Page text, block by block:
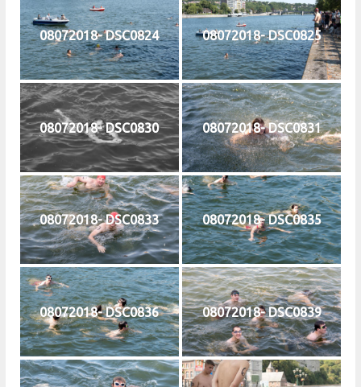
08072018- DSC0824 08072018- DSC0825
08072018- DSC0830 08072018- DSC0831
08072018- DSC0833 08072018- DSC0835
08072018- DSC0836 08072018- DSC0839